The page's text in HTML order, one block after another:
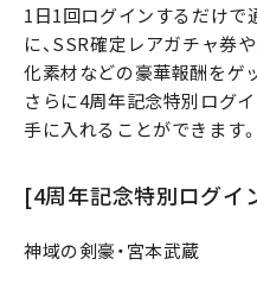
1日1回ログインするだけで
に、SSR確定レアガチャ券
化素材などの豪華報酬をゲ
さらに4周年記念特別ログ
手に入れることができます。
[4周年記念特別ログイ
神域の剣豪・宮本武蔵